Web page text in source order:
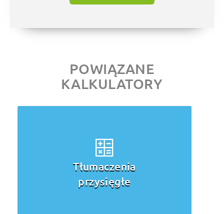
POWIĄZANE
KALKULATORY
Tłumaczenia
przysięgłe